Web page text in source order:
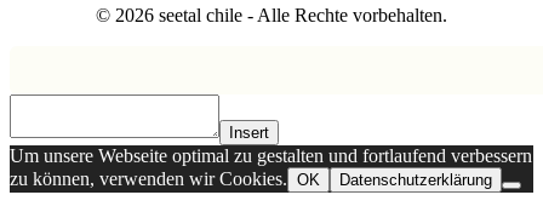
© 2026 seetal chile - Alle Rechte vorbehalten.
Insert
Um unsere Webseite optimal zu gestalten und fortlaufend verbessern
zu können, verwenden wir Cookies. OK Datenschutzerklärung